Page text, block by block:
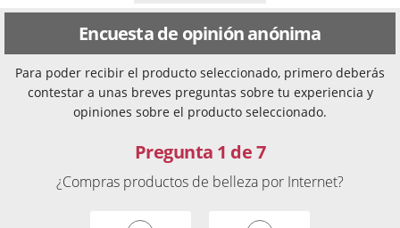
Encuesta de opinión anónima
Para poder recibir el producto seleccionado, primero deberás
contestar a unas breves preguntas sobre tu experiencia y
opiniones sobre el producto seleccionado.
Pregunta 1 de 7
¿Compras productos de belleza por Internet?